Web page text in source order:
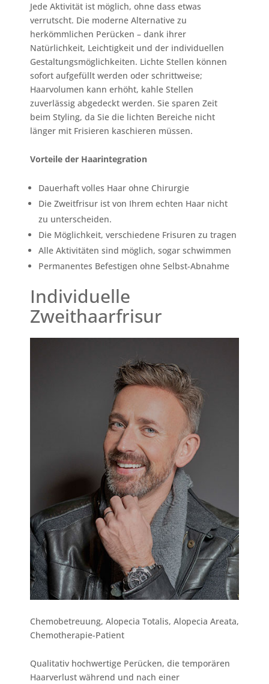
Jede Aktivität ist möglich, ohne dass etwas
verrutscht. Die moderne Alternative zu
herkömmlichen Perücken – dank ihrer
Natürlichkeit, Leichtigkeit und der individuellen
Gestaltungsmöglichkeiten. Lichte Stellen können
sofort aufgefüllt werden oder schrittweise;
Haarvolumen kann erhöht, kahle Stellen
zuverlässig abgedeckt werden. Sie sparen Zeit
beim Styling, da Sie die lichten Bereiche nicht
länger mit Frisieren kaschieren müssen.
Vorteile der Haarintegration
Dauerhaft volles Haar ohne Chirurgie
Die Zweitfrisur ist von Ihrem echten Haar nicht
zu unterscheiden.
Die Möglichkeit, verschiedene Frisuren zu tragen
Alle Aktivitäten sind möglich, sogar schwimmen
Permanentes Befestigen ohne Selbst-Abnahme
Individuelle
Zweithaarfrisur
Chemobetreuung, Alopecia Totalis, Alopecia Areata,
Chemotherapie-Patient​
Qualitativ hochwertige Perücken, die temporären
Haarverlust während und nach einer